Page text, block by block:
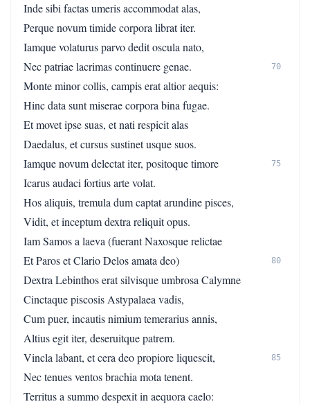
Inde sibi factas umeris accommodat alas,
Perque novum timide corpora librat iter.
Iamque volaturus parvo dedit oscula nato,
Nec patriae lacrimas continuere genae.
70
Monte minor collis, campis erat altior aequis:
Hinc data sunt miserae corpora bina fugae.
Et movet ipse suas, et nati respicit alas
Daedalus, et cursus sustinet usque suos.
Iamque novum delectat iter, positoque timore
75
Icarus audaci fortius arte volat.
Hos aliquis, tremula dum captat arundine pisces,
Vidit, et inceptum dextra reliquit opus.
Iam Samos a laeva (fuerant Naxosque relictae
Et Paros et Clario Delos amata deo)
80
Dextra Lebinthos erat silvisque umbrosa Calymne
Cinctaque piscosis Astypalaea vadis,
Cum puer, incautis nimium temerarius annis,
Altius egit iter, deseruitque patrem.
Vincla labant, et cera deo propiore liquescit,
85
Nec tenues ventos brachia mota tenent.
Territus a summo despexit in aequora caelo: